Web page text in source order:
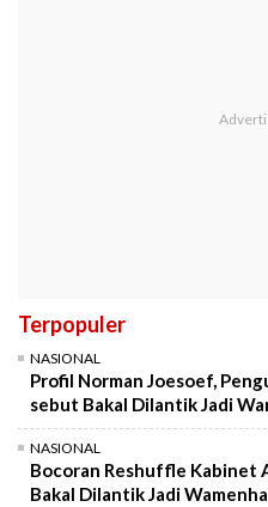
Terpopuler
NASIONAL
Profil Norman Joesoef,
sebut Bakal Dilantik Jadi
NASIONAL
Bocoran Reshuffle Kabinet
Bakal Dilantik Jadi